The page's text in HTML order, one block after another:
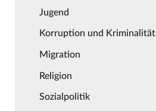
Jugend
Korruption und Kriminalität
Migration
Religion
Sozialpolitik